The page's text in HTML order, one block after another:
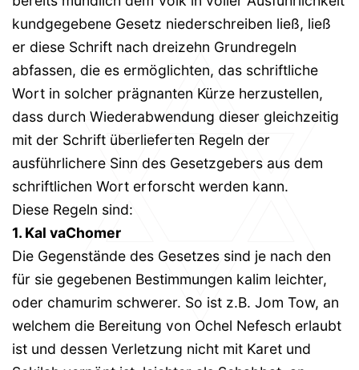
kundgegebene Gesetz niederschreiben ließ, ließ
er diese Schrift nach dreizehn Grundregeln
abfassen, die es ermöglichten, das schriftliche
Wort in solcher prägnanten Kürze herzustellen,
dass durch Wiederabwendung dieser gleichzeitig
mit der Schrift überlieferten Regeln der
ausführlichere Sinn des Gesetzgebers aus dem
schriftlichen Wort erforscht werden kann.
Diese Regeln sind:
1. Kal vaChomer
Die Gegenstände des Gesetzes sind je nach den
für sie gegebenen Bestimmungen kalim leichter,
oder chamurim schwerer. So ist z.B. Jom Tow, an
welchem die Bereitung von Ochel Nefesch erlaubt
ist und dessen Verletzung nicht mit Karet und